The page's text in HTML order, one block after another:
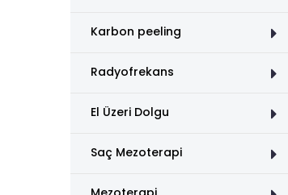
Karbon peeling
Radyofrekans
El Üzeri Dolgu
Saç Mezoterapi